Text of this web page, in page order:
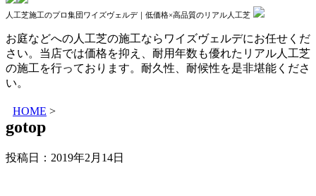
人工芝施工のプロ集団ワイズヴェルデ｜低価格×高品質のリアル人工芝
お庭などへの人工芝の施工ならワイズヴェルデにお任せくだ
さい。当店では価格を抑え、耐用年数も優れたリアル人工芝
の施工を行っております。耐久性、耐候性を是非堪能くださ
い。
HOME >
gotop
投稿日： 2019年2月14日